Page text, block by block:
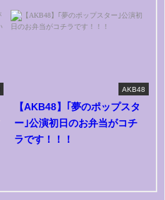
AKB48
【AKB48】｢夢のポップスタ
ー｣公演初日のお弁当がコチ
ラです！！！